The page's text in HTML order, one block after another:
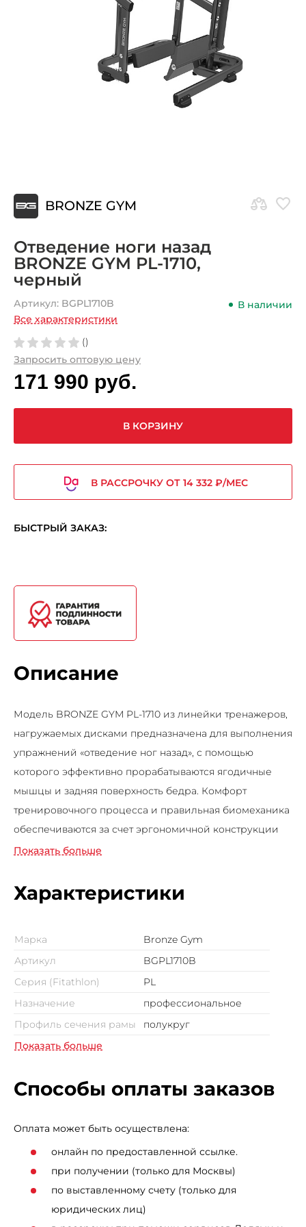
BRONZE GYM
Отведение ноги назад
BRONZE GYM PL-1710,
черный
Артикул: BGPL1710B
В наличии
Все характеристики
()
Запросить оптовую цену
171 990 руб.
В КОРЗИНУ
В РАССРОЧКУ ОТ 14 332 ₽/МЕС
БЫСТРЫЙ ЗАКАЗ:
Описание
Модель BRONZE GYM PL-1710 из линейки тренажеров,
нагружаемых дисками предназначена для выполнения
упражнений «отведение ног назад», с помощью
которого эффективно прорабатываются ягодичные
мышцы и задняя поверхность бедра. Комфорт
тренировочного процесса и правильная биомеханика
обеспечиваются за счет эргономичной конструкции
силового тренажера PL-1710 от немецкого бренда
полукруглого сечения. Это обеспечивает высокую
надежность при выполнении упражнений. Модель
положения рук и ног пользователя.
Показать больше
Характеристики
Марка
Bronze Gym
Артикул
BGPL1710B
Серия (Fitathlon)
PL
Назначение
профессиональное
Профиль сечения рамы
полукруг
Показать больше
Способы оплаты заказов
Оплата может быть осуществлена:
онлайн по предоставленной ссылке.
при получении (только для Москвы)
по выставленному счету (только для
юридических лиц)